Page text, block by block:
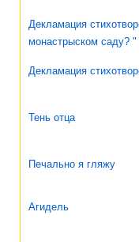
Декламация
монастрыском саду? "
Декламация
Тень отца
Печально я гляжу
Агидель